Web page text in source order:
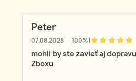
Peter
07.08.2026 100% |starstarstarstarstar
mohli by ste zavieť aj
Zboxu